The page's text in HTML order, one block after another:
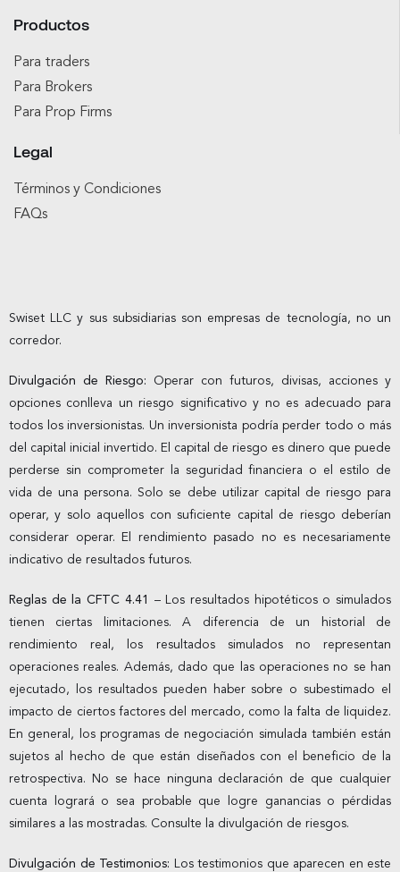
Productos
Para traders
Para Brokers
Para Prop Firms
Legal
Términos y Condiciones
FAQs
Swiset LLC y sus subsidiarias son empresas de tecnología, no un
corredor.
Divulgación de Riesgo: Operar con futuros, divisas, acciones y
opciones conlleva un riesgo significativo y no es adecuado para
todos los inversionistas. Un inversionista podría perder todo o más
del capital inicial invertido. El capital de riesgo es dinero que puede
perderse sin comprometer la seguridad financiera o el estilo de
vida de una persona. Solo se debe utilizar capital de riesgo para
operar, y solo aquellos con suficiente capital de riesgo deberían
considerar operar. El rendimiento pasado no es necesariamente
indicativo de resultados futuros.
Reglas de la CFTC 4.41
– Los resultados hipotéticos o simulados
tienen ciertas limitaciones. A diferencia de un historial de
rendimiento real, los resultados simulados no representan
operaciones reales. Además, dado que las operaciones no se han
ejecutado, los resultados pueden haber sobre o subestimado el
impacto de ciertos factores del mercado, como la falta de liquidez.
En general, los programas de negociación simulada también están
sujetos al hecho de que están diseñados con el beneficio de la
retrospectiva. No se hace ninguna declaración de que cualquier
cuenta logrará o sea probable que logre ganancias o pérdidas
similares a las mostradas. Consulte la divulgación de riesgos.
Divulgación de Testimonios: Los testimonios que aparecen en este